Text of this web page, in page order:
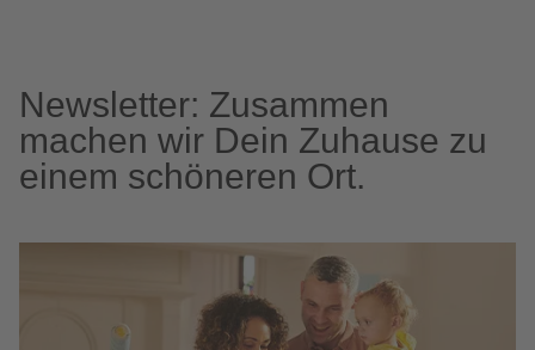
Newsletter: Zusammen
machen wir Dein Zuhause zu
einem schöneren Ort.